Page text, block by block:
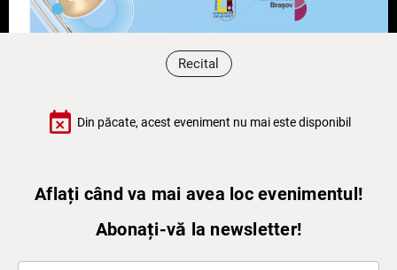
Recital
event_busy Din păcate, acest eveniment nu mai este disponibil
Aflați când va mai avea loc evenimentul!
Abonați-vă la newsletter!